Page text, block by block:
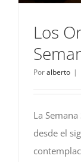
Los
Poralberto |
La
desde el